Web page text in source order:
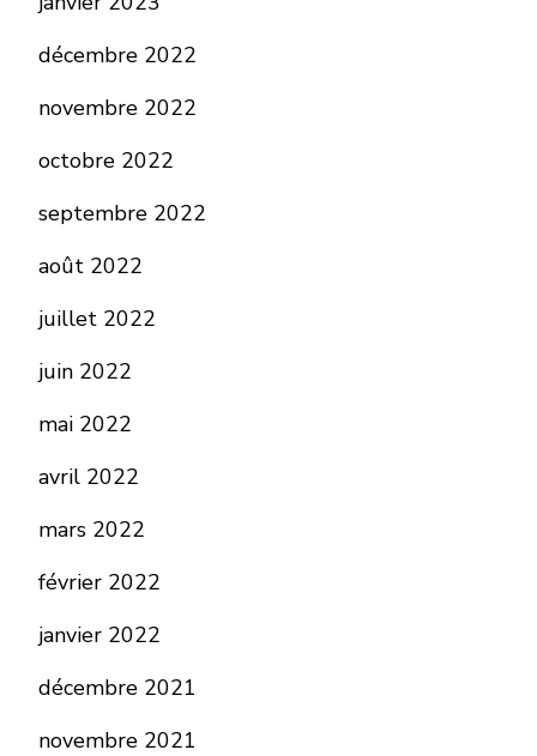
décembre 2022
novembre 2022
octobre 2022
septembre 2022
août 2022
juillet 2022
juin 2022
mai 2022
avril 2022
mars 2022
février 2022
janvier 2022
décembre 2021
novembre 2021